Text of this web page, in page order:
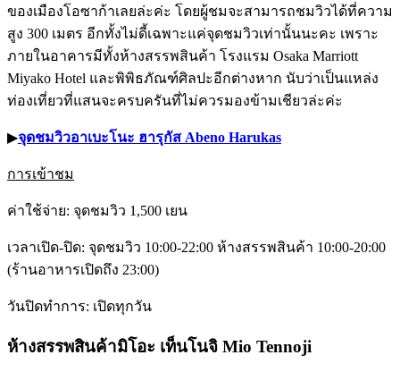
ของเมืองโอซาก้าเลยล่ะค่ะ โดยผู้ชมจะสามารถชมวิวได้ที่ความ
สูง 300 เมตร อีกทั้งไม่ดี้เฉพาะแค่จุดชมวิวเท่านั้นนะคะ เพราะ
ภายในอาคารมีทั้งห้างสรรพสินค้า โรงแรม Osaka Marriott
Miyako Hotel และพิพิธภัณฑ์ศิลปะอีกต่างหาก นับว่าเป็นแหล่ง
ท่องเที่ยวที่แสนจะครบครันที่ไม่ควรมองข้ามเชียวล่ะค่ะ
▶︎จุดชมวิวอาเบะโนะ ฮารุกัส Abeno Harukas
การเข้าชม
ค่าใช้จ่าย: จุดชมวิว 1,500 เยน
เวลาเปิด-ปิด: จุดชมวิว 10:00-22:00 ห้างสรรพสินค้า 10:00-20:00
(ร้านอาหารเปิดถึง 23:00)
วันปิดทำการ: เปิดทุกวัน
ห้างสรรพสินค้ามิโอะ เท็นโนจิ Mio Tennoji